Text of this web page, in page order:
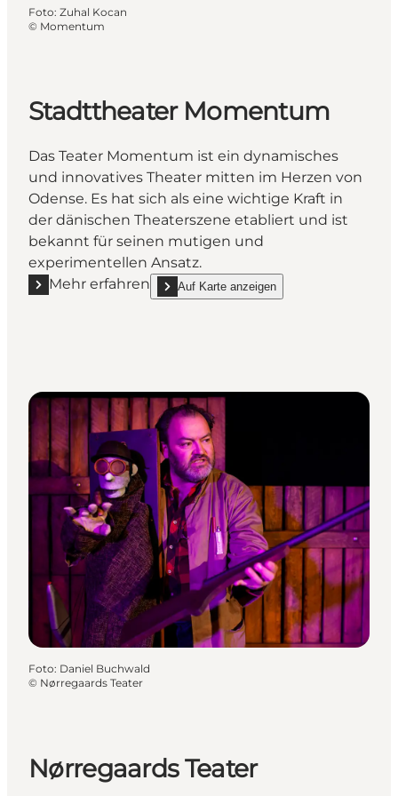
Foto: Zuhal Kocan
© Momentum
Stadttheater Momentum
Das Teater Momentum ist ein dynamisches
und innovatives Theater mitten im Herzen von
Odense. Es hat sich als eine wichtige Kraft in
der dänischen Theaterszene etabliert und ist
bekannt für seinen mutigen und
experimentellen Ansatz.
Mehr erfahren
Mehr erfahren "Stadttheater Momentum"
Auf Karte anzeigen
show Stadttheater Momentum on_map
Foto: Daniel Buchwald
© Nørregaards Teater
Nørregaards Teater